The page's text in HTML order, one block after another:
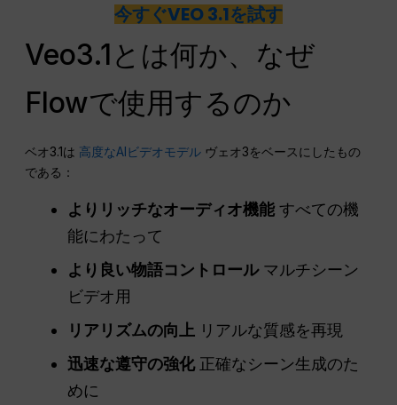
今すぐVEO 3.1を試す
Veo3.1とは何か、なぜ
Flowで使用するのか
ベオ3.1は 高度なAIビデオモデル ヴェオ3をベースにしたもの
である：
よりリッチなオーディオ機能 すべての機
能にわたって
より良い物語コントロールマルチシーン
ビデオ用
リアリズムの向上 リアルな質感を再現
迅速な遵守の強化正確なシーン生成のた
めに